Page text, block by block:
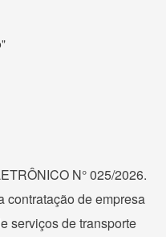
N° 025/2026.
contratação de empresa
serviços de transporte